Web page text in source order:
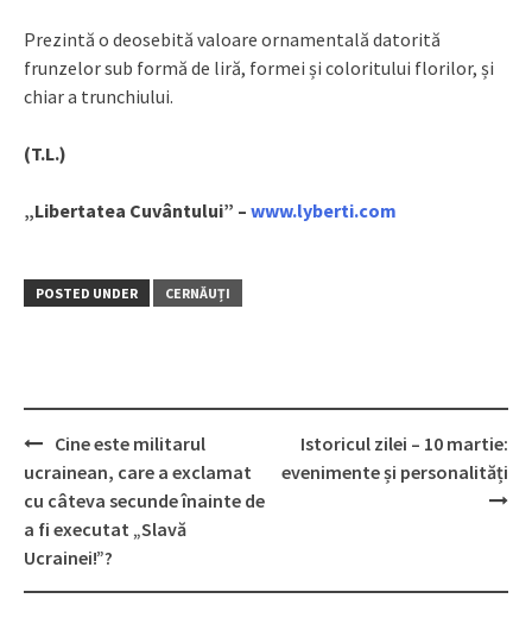
Prezintă o deosebită valoare ornamentală datorită
frunzelor sub formă de liră, formei și coloritului florilor, și
chiar a trunchiului.
(T.L.)
„Libertatea Cuvântului” – www.lyberti.com
POSTED UNDER CERNĂUȚI
Post
navigation
Cine este militarul
ucrainean, care a exclamat
cu câteva secunde înainte de
a fi executat „Slavă
Ucrainei!”?
Istoricul zilei – 10 martie:
evenimente și personalități